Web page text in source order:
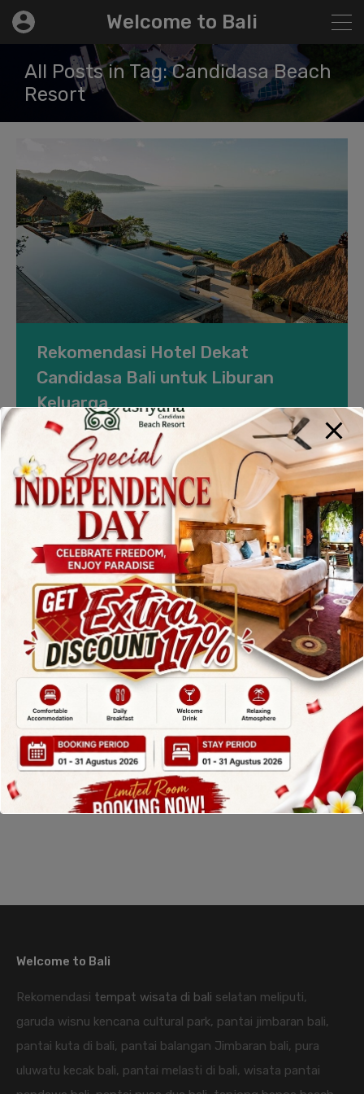
Welcome to Bali
All Posts in Tag: Candidasa Beach
Resort
Rekomendasi Hotel Dekat
Candidasa Bali untuk Liburan
Keluarga
adminPosted in Blog June 12, 2025
Rekomendasi Hotel Dekat Candidasa Bali untuk
Liburan Keluarga Rekomendasi Hotel Dekat
Candidasa Bali untuk Liburan Keluarga Liburan
keluarga menjadi momen berharga yang wajib
direncanakan dengan matang. Jika Anda sedang
mencari destinasi yang tenang dan kaya akan
budaya, Candidasa Beach Resort di Bali adalah
pilihan sempurna. Terkenal dengan pantainya yang
mempesona dan suasana yang damai, kawasan…
Read More
Welcome to Bali
Rekomendasi tempat wisata di bali selatan meliputi,
garuda wisnu kencana cultural park, pantai jimbaran bali,
pantai kuta di bali, pantai balangan Jimbaran bali, pura
uluwatu kecak bali, pantai melasti di bali, wisata pantai